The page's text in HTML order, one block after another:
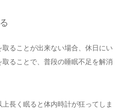
ることが出来ない場合、休日にい
ることで、普段の睡眠不足を解消
長く眠ると体内時計が狂ってしま